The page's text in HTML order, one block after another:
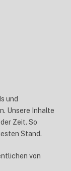
und
Unsere Inhalte
Zeit. So
Stand.
von